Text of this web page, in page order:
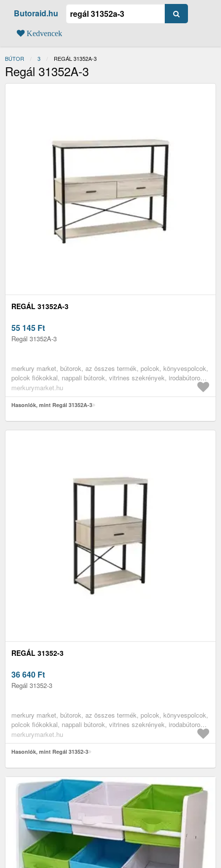
Butoraid.hu
Kedvencek
BÚTOR 3 JELENLEGI:
REGÁL 31352A-3
Regál 31352A-3
REGÁL 31352A-3
55 145 Ft
Regál 31352A-3
merkury market, bútorok, az összes termék, polcok, könyvespolcok,
polcok fiókokkal, nappali bútorok, vitrines szekrények, irodabútorok,
irodai polcok, könyves polcok, hálószoba bútorok
merkurymarket.hu
Hasonlók, mint Regál 31352A-3
REGÁL 31352-3
36 640 Ft
Regál 31352-3
merkury market, bútorok, az összes termék, polcok, könyvespolcok,
polcok fiókokkal, nappali bútorok, vitrines szekrények, irodabútorok,
irodai polcok, könyves polcok, hálószoba bútorok
merkurymarket.hu
Hasonlók, mint Regál 31352-3